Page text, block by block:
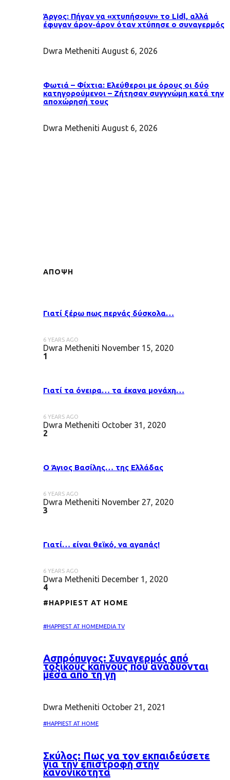
Άργος: Πήγαν να «χτυπήσουν» το Lidl, αλλά
έφυγαν άρον-άρον όταν χτύπησε ο συναγερμός
Dwra Metheniti August 6, 2026
Φωτιά – Φίχτια: Ελεύθεροι με όρους οι δύο
κατηγορούμενοι – Ζήτησαν συγγνώμη κατά την
αποχώρησή τους
Dwra Metheniti August 6, 2026
ΑΠΟΨΗ
Γιατί ξέρω πως περνάς δύσκολα…
6 YEARS AGO
Dwra Metheniti November 15, 2020
1
Γιατί τα όνειρα… τα έκανα μονάχη…
6 YEARS AGO
Dwra Metheniti October 31, 2020
2
Ο Άγιος Βασίλης… της Ελλάδας
6 YEARS AGO
Dwra Metheniti November 27, 2020
3
Γιατί… είναι θεϊκό, να αγαπάς!
6 YEARS AGO
Dwra Metheniti December 1, 2020
4
#HAPPIEST AT HOME
#HAPPIEST AT HOMEMEDIA TV
Ασπρόπυγος: Συναγερμός από
τοξικούς καπνούς που αναδύονται
μέσα από τη γη
Dwra Metheniti October 21, 2021
#HAPPIEST AT HOME
Σκύλος: Πως να τον εκπαιδεύσετε
για την επιστροφή στην
κανονικότητα